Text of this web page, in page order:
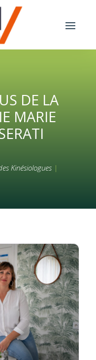
DE LA
MARIE
Kinésiologues |